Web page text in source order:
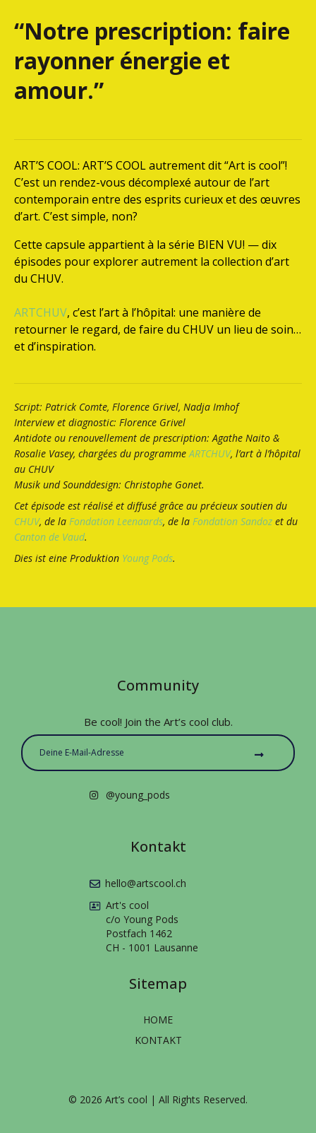
“Notre prescription: faire
rayonner énergie et
amour.”
ART’S COOL: ART’S COOL autrement dit “Art is cool”!
C’est un rendez-vous décomplexé autour de l’art
contemporain entre des esprits curieux et des œuvres
d’art. C’est simple, non?
Cette capsule appartient à la série BIEN VU! — dix
épisodes pour explorer autrement la collection d’art
du CHUV.
ARTCHUV, c’est l’art à l’hôpital: une manière de
retourner le regard, de faire du CHUV un lieu de soin…
et d’inspiration.
Script: Patrick Comte, Florence Grivel, Nadja Imhof
Interview et diagnostic: Florence Grivel
Antidote ou renouvellement de prescription: Agathe Naito &
Rosalie Vasey, chargées du programmeARTCHUV, l’art à l’hôpital
au CHUV
Musik und Sounddesign: Christophe Gonet.
Cet épisode est réalisé et diffusé grâce au précieux soutien du
CHUV, de la Fondation Leenaards, de la Fondation Sandoz et du
Canton de Vaud.
Dies ist eine Produktion Young Pods.
Community
Be cool! Join the Art’s cool club.
@young_pods
Kontakt
hello@artscool.ch
Art's cool
c/o Young Pods
Postfach 1462
CH - 1001 Lausanne
Sitemap
HOME
KONTAKT
© 2026 Art’s cool | All Rights Reserved.